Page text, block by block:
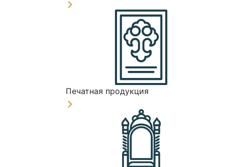
Печатная продукция